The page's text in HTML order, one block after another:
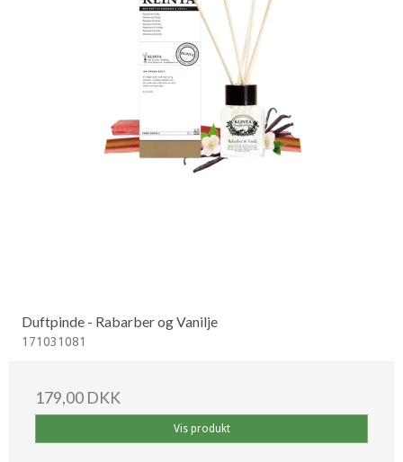
Duftpinde - Rabarber og Vanilje
171031081
179,00 DKK
Vis produkt